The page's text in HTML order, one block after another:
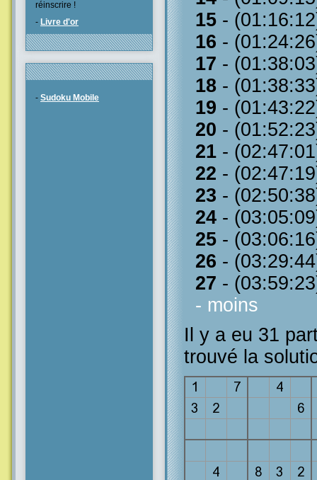
réinscrire !
- Livre d'or
- Sudoku Mobile
15 -
16 -
17 -
18 -
19 -
20 -
21 -
22 -
23 -
24 -
25 -
26 -
27 -
- moins
Il y a eu 31
trouvé la